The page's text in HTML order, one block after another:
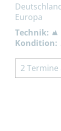
Europa
Technik:
Kondition:
2 Termine